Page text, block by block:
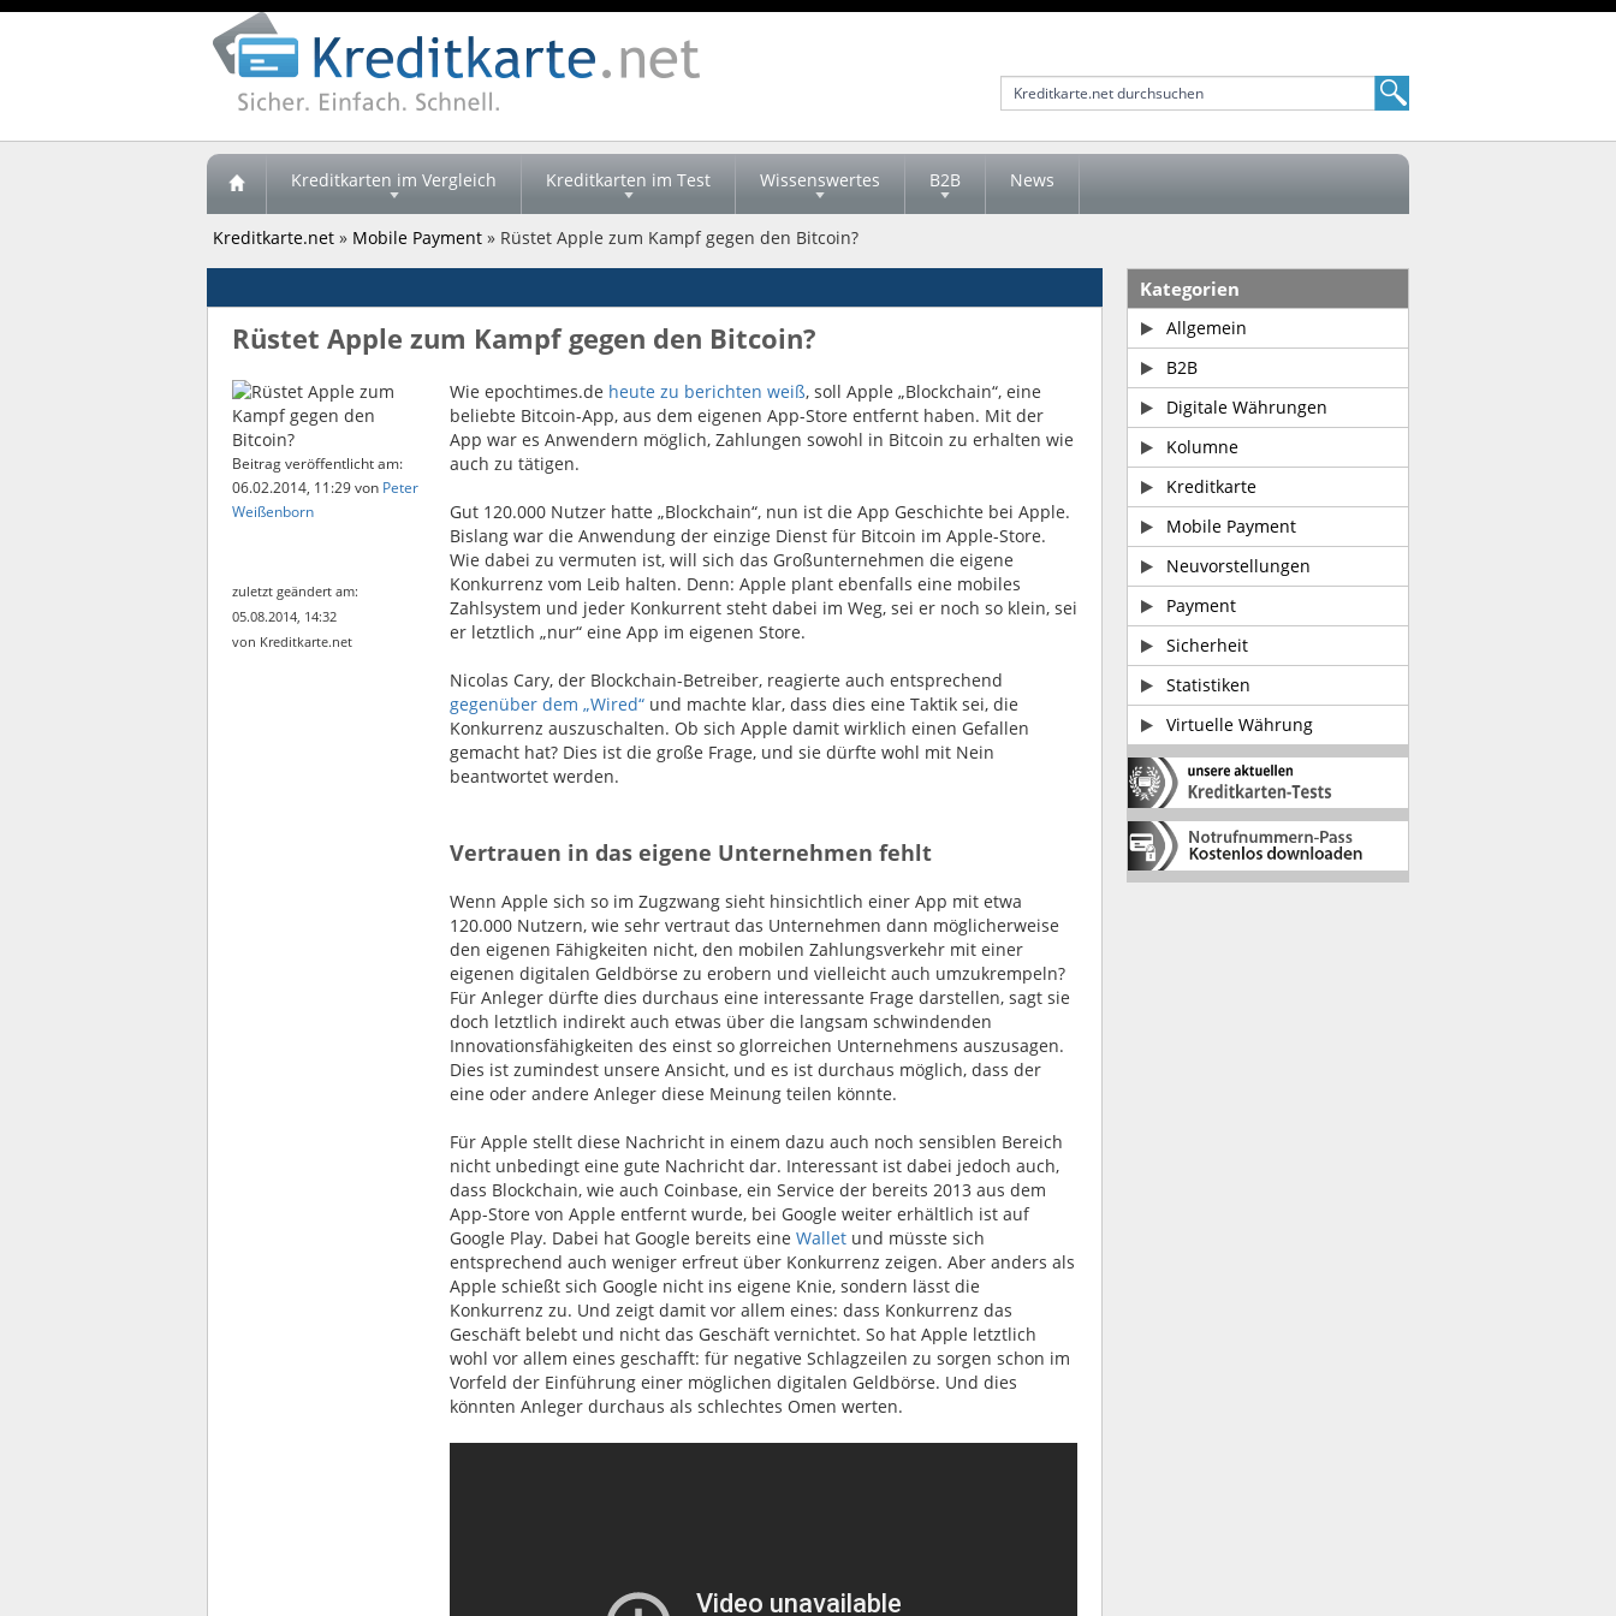
Kreditkarten im Vergleich Kreditkarten im Test Wissenswertes B2B News
Kreditkarte.net » Mobile Payment » Rüstet Apple zum Kampf gegen den Bitcoin?
Rüstet Apple zum Kampf gegen den Bitcoin?
Beitrag veröffentlicht am:
06.02.2014, 11:29von Peter
Weißenborn
zuletzt geändert am:
05.08.2014, 14:32
von Kreditkarte.net
Wie epochtimes.de heute zu berichten weiß, soll Apple „Blockchain“, eine
beliebte Bitcoin-App, aus dem eigenen App-Store entfernt haben. Mit der
App war es Anwendern möglich, Zahlungen sowohl in Bitcoin zu erhalten wie
auch zu tätigen.
Gut 120.000 Nutzer hatte „Blockchain“, nun ist die App Geschichte bei Apple.
Bislang war die Anwendung der einzige Dienst für Bitcoin im Apple-Store.
Wie dabei zu vermuten ist, will sich das Großunternehmen die eigene
Konkurrenz vom Leib halten. Denn: Apple plant ebenfalls eine mobiles
Zahlsystem und jeder Konkurrent steht dabei im Weg, sei er noch so klein, sei
er letztlich „nur“ eine App im eigenen Store.
Nicolas Cary, der Blockchain-Betreiber, reagierte auch entsprechend
gegenüber dem „Wired“und machte klar, dass dies eine Taktik sei, die
Konkurrenz auszuschalten. Ob sich Apple damit wirklich einen Gefallen
gemacht hat? Dies ist die große Frage, und sie dürfte wohl mit Nein
beantwortet werden.
Vertrauen in das eigene Unternehmen fehlt
Wenn Apple sich so im Zugzwang sieht hinsichtlich einer App mit etwa
120.000 Nutzern, wie sehr vertraut das Unternehmen dann möglicherweise
den eigenen Fähigkeiten nicht, den mobilen Zahlungsverkehr mit einer
eigenen digitalen Geldbörse zu erobern und vielleicht auch umzukrempeln?
Für Anleger dürfte dies durchaus eine interessante Frage darstellen, sagt sie
doch letztlich indirekt auch etwas über die langsam schwindenden
Innovationsfähigkeiten des einst so glorreichen Unternehmens auszusagen.
Dies ist zumindest unsere Ansicht, und es ist durchaus möglich, dass der
eine oder andere Anleger diese Meinung teilen könnte.
Für Apple stellt diese Nachricht in einem dazu auch noch sensiblen Bereich
nicht unbedingt eine gute Nachricht dar. Interessant ist dabei jedoch auch,
dass Blockchain, wie auch Coinbase, ein Service der bereits 2013 aus dem
App-Store von Apple entfernt wurde, bei Google weiter erhältlich ist auf
Google Play. Dabei hat Google bereits eine Walletund müsste sich
entsprechend auch weniger erfreut über Konkurrenz zeigen. Aber anders als
Apple schießt sich Google nicht ins eigene Knie, sondern lässt die
Konkurrenz zu. Und zeigt damit vor allem eines: dass Konkurrenz das
Geschäft belebt und nicht das Geschäft vernichtet. So hat Apple letztlich
wohl vor allem eines geschafft: für negative Schlagzeilen zu sorgen schon im
Vorfeld der Einführung einer möglichen digitalen Geldbörse. Und dies
könnten Anleger durchaus als schlechtes Omen werten.
Kategorien
Allgemein
B2B
Digitale Währungen
Kolumne
Kreditkarte
Mobile Payment
Neuvorstellungen
Payment
Sicherheit
Statistiken
Virtuelle Währung